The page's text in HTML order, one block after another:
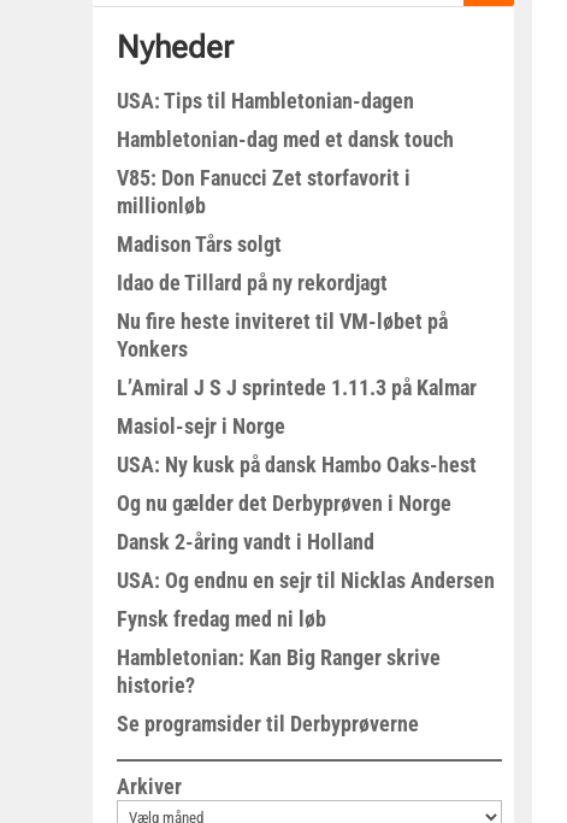
Nyheder
USA: Tips til Hambletonian-dagen
Hambletonian-dag med et dansk touch
V85: Don Fanucci Zet storfavorit i
millionløb
Madison Tårs solgt
Idao de Tillard på ny rekordjagt
Nu fire heste inviteret til VM-løbet på
Yonkers
L’Amiral J S J sprintede 1.11.3 på Kalmar
Masiol-sejr i Norge
USA: Ny kusk på dansk Hambo Oaks-hest
Og nu gælder det Derbyprøven i Norge
Dansk 2-åring vandt i Holland
USA: Og endnu en sejr til Nicklas Andersen
Fynsk fredag med ni løb
Hambletonian: Kan Big Ranger skrive
historie?
Se programsider til Derbyprøverne
Arkiver